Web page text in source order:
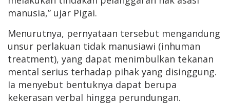
manusia,” ujar Pigai.
Menurutnya, pernyataan tersebut mengandung
unsur perlakuan tidak manusiawi (inhuman
treatment), yang dapat menimbulkan tekanan
mental serius terhadap pihak yang disinggung.
Ia menyebut bentuknya dapat berupa
kekerasan verbal hingga perundungan.